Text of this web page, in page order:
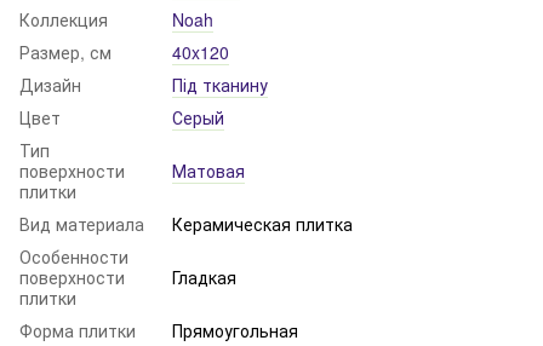
Коллекция
Noah
Размер, см
40x120
Дизайн
Під тканину
Цвет
Серый
Тип
поверхности
плитки
Матовая
Вид материала
Керамическая плитка
Особенности
поверхности
плитки
Гладкая
Форма плитки
Прямоугольная